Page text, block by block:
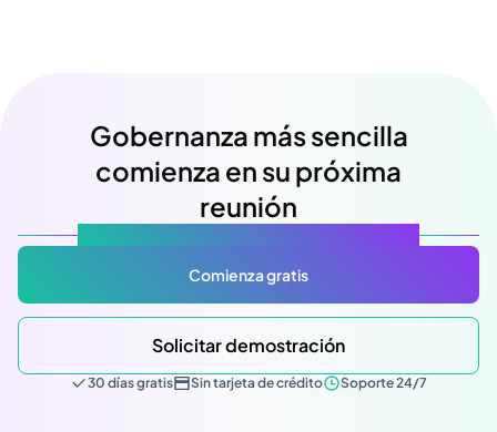
Gobernanza más sencilla
comienza en su próxima
reunión
Comienza gratis
Solicitar demostración
30 días gratis Sin tarjeta de crédito Soporte 24/7